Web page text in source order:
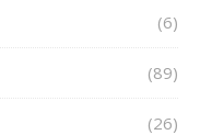
(6)
(89)
(26)